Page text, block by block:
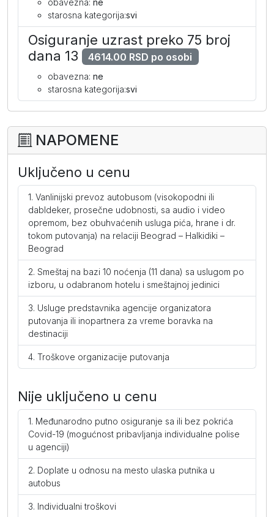
starosna kategorija:svi
Osiguranje uzrast preko 75 broj
dana 13
4614.00 RSD po osobi
obavezna: ne
starosna kategorija:svi
NAPOMENE
Uključeno u cenu
Vanlinijski prevoz autobusom (visokopodni ili
dabldeker, prosečne udobnosti, sa audio i video
opremom, bez obuhvaćenih usluga pića, hrane i dr.
tokom putovanja) na relaciji Beograd – Halkidiki –
Beograd
Smeštaj na bazi 10 noćenja (11 dana) sa uslugom po
izboru, u odabranom hotelu i smeštajnoj jedinici
Usluge predstavnika agencije organizatora
putovanja ili inopartnera za vreme boravka na
destinaciji
Troškove organizacije putovanja
Nije uključeno u cenu
Međunarodno putno osiguranje sa ili bez pokrića
Covid-19 (mogućnost pribavljanja individualne polise
u agenciji)
Doplate u odnosu na mesto ulaska putnika u
autobus
Individualni troškovi